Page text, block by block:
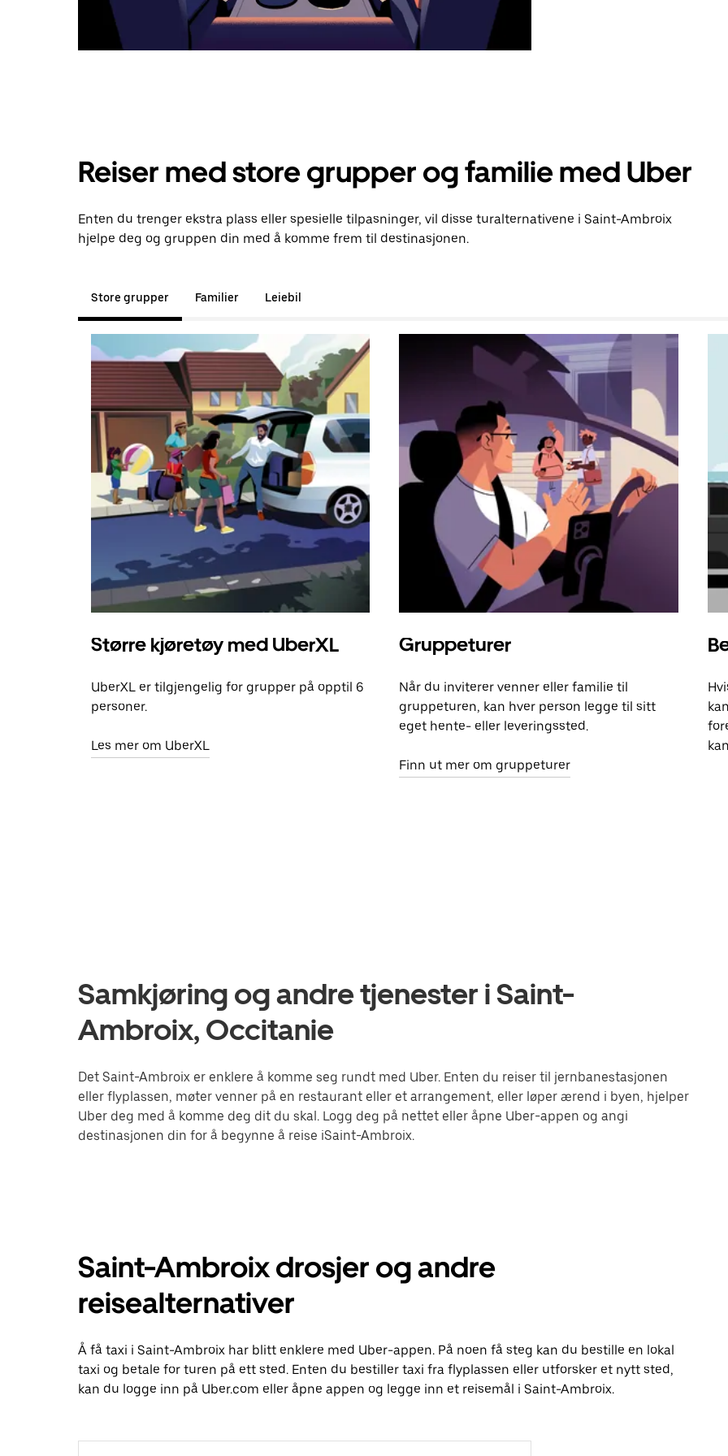
Reiser med store grupper og familie med Uber
Enten du trenger ekstra plass eller spesielle tilpasninger, vil disse turalternativene i Saint-Ambroix
hjelpe deg og gruppen din med å komme frem til destinasjonen.
Store grupper Familier Leiebil
Større kjøretøy med UberXL
UberXL er tilgjengelig for grupper på opptil 6
personer.
Les mer om UberXL
Gruppeturer
Når du inviterer venner eller familie til
gruppeturen, kan hver person legge til sitt
eget hente- eller leveringssted.
Finn ut mer om gruppeturer
Samkjøring og andre tjenester i Saint-
Ambroix, Occitanie
Det Saint-Ambroix er enklere å komme seg rundt med Uber. Enten du reiser til jernbanestasjonen
eller flyplassen, møter venner på en restaurant eller et arrangement, eller løper ærend i byen, hjelper
Uber deg med å komme deg dit du skal. Logg deg på nettet eller åpne Uber-appen og angi
destinasjonen din for å begynne å reise iSaint-Ambroix.
Saint-Ambroix drosjer og andre
reisealternativer
Å få taxi i Saint-Ambroix har blitt enklere med Uber-appen. På noen få steg kan du bestille en lokal
taxi og betale for turen på ett sted. Enten du bestiller taxi fra flyplassen eller utforsker et nytt sted,
kan du logge inn på Uber.com eller åpne appen og legge inn et reisemål i Saint-Ambroix.